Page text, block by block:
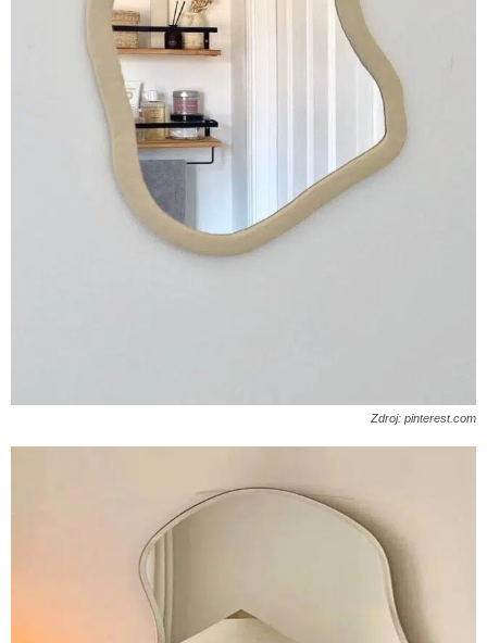
Zdroj: pinterest.com